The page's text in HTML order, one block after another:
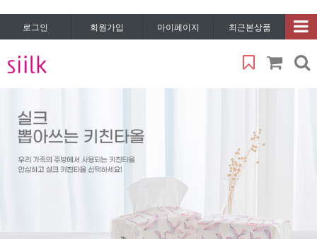
로그인 회원가입 마이페이지 최근본상품